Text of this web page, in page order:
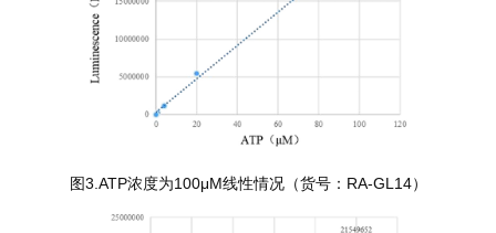
图3.ATP浓度为100μM线性情况（货号：RA-GL14）